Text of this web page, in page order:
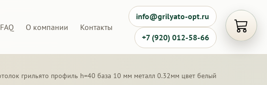
FAQ О компании Контакты
info@grilyato-opt.ru
+7 (920) 012-58-66
грильято профиль h=40 база 10 мм металл 0.32мм цвет белый
Открыть